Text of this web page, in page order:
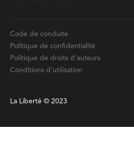
Code de conduite
Politique de confidentialité
Politique de droits d'auteurs
Conditions d'utilisation
La Liberté © 2023